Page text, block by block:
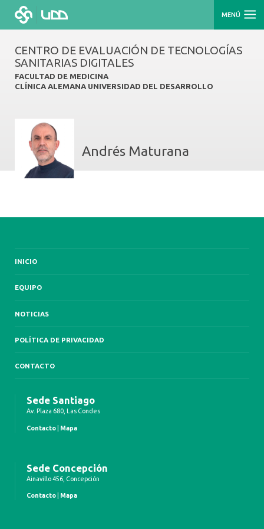
MENÚ
CENTRO DE EVALUACIÓN DE TECNOLOGÍAS
SANITARIAS DIGITALES
FACULTAD DE MEDICINA
CLÍNICA ALEMANA UNIVERSIDAD DEL DESARROLLO
Andrés Maturana
INICIO
EQUIPO
NOTICIAS
POLÍTICA DE PRIVACIDAD
CONTACTO
Sede Santiago
Av. Plaza 680, Las Condes
Contacto Mapa
Sede Concepción
Ainavillo 456, Concepción
Contacto Mapa